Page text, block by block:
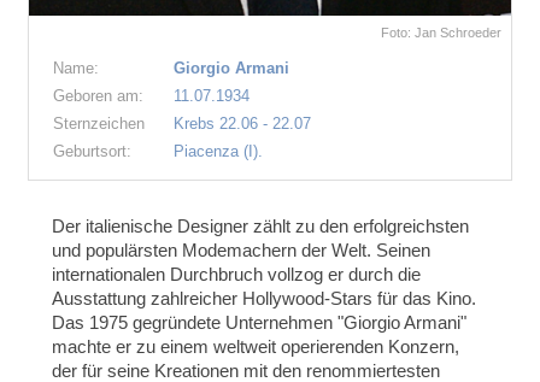
Foto: Jan Schroeder
Name:
Giorgio Armani
Geboren am:
11.07.1934
Sternzeichen
Krebs 22.06 - 22.07
Geburtsort:
Piacenza (I).
Der italienische Designer zählt zu den erfolgreichsten
und populärsten Modemachern der Welt. Seinen
internationalen Durchbruch vollzog er durch die
Ausstattung zahlreicher Hollywood-Stars für das Kino.
Das 1975 gegründete Unternehmen "Giorgio Armani"
machte er zu einem weltweit operierenden Konzern,
der für seine Kreationen mit den renommiertesten